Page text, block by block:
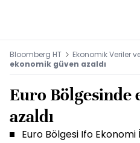
Bloomberg HT Ekonomik Veriler
ekonomik güven azaldı
Euro Bölgesinde
azaldı
Euro Bölgesi Ifo Ekonomi